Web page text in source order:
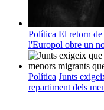
Política El retorn
l'Europol obre un
Política Junts
repartiment dels